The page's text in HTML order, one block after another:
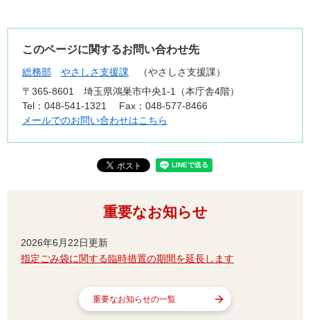
このページに関するお問い合わせ先
総務部 やさしさ支援課
やさしさ支援課
〒365-8601
埼玉県鴻巣市中央1-1（本庁舎4階）
Tel：048-541-1321
Fax：048-577-8466
メールでのお問い合わせはこちら
重要なお知らせ
2026年6月22日更新
指定ごみ袋に関する臨時措置の期間を延長します
重要なお知らせの一覧